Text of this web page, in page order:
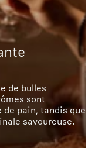
de bulles
sont
pain, tandis que
savoureuse.